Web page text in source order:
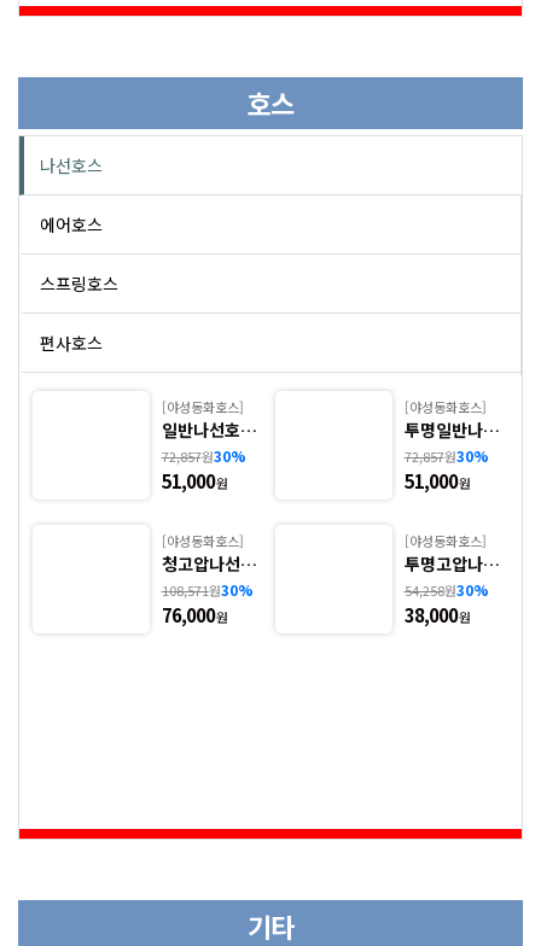
호스
나선호스
에어호스
스프링호스
편사호스
산소 외줄, 쌍줄호스
[야성동화호스]
일반나선호스
- 1. WJGV
72,857원30%
51,000원
[야성동화호스]
투명일반나선
호스 - 2. WJG
V
72,857원30%
51,000원
[야성동화호스]
청고압나선호
스 - 3. WJHV
108,571원30%
76,000원
[야성동화호스]
투명고압나선
호스 - 4. WJH
V
54,258원30%
38,000원
기타